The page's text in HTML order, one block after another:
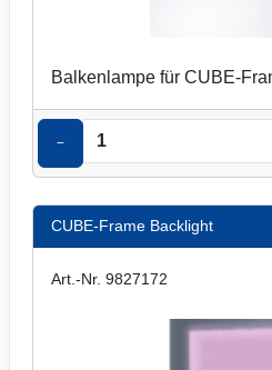
Balkenlampe für CUBE-
−
CUBE-Frame Backlight
Art.-Nr. 9827172